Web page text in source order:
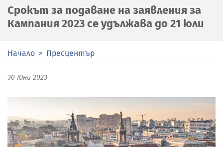
Срокът за подаване на заявления за
Кампания 2023 се удължава до 21 юли
Начало Пресцентър
30 Юни 2023